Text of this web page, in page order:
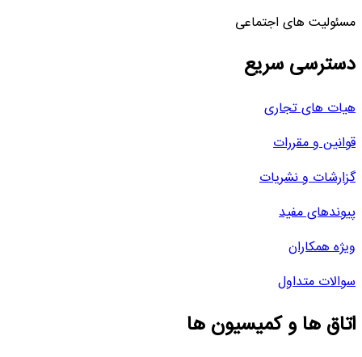
مسئولیت های اجتماعی
دسترسی سریع
هیات های تجاری
قوانین و مقررات
گزارشات و نشریات
پیوندهای مفید
ویژه همکاران
سوالات متداول
اتاق ها و کمیسیون ها